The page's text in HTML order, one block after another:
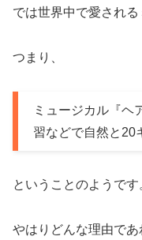
では世界中で愛される
つまり、
ミュージカル『ヘ
習などで自然と20
ということのようです
やはりどんな理由で